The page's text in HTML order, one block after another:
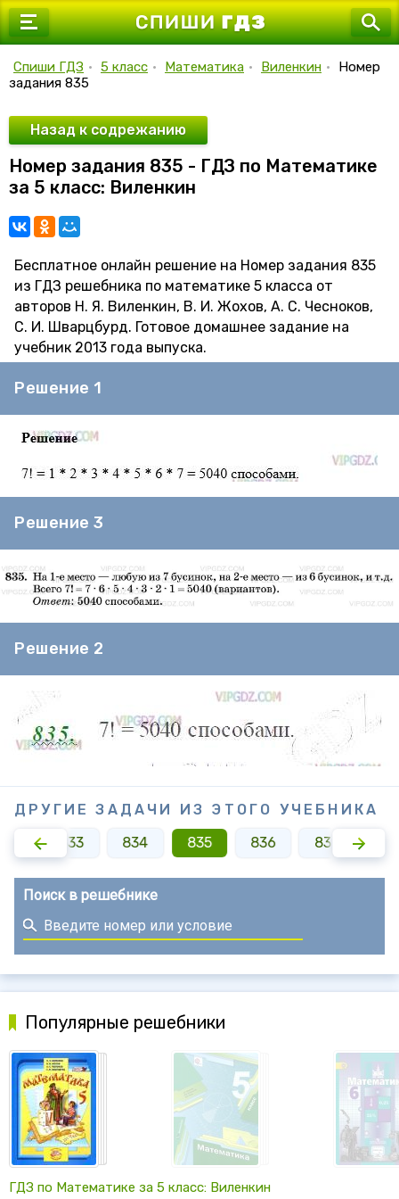
7 класс
9 класс
10 класс
11 класс
Спиши ГДЗ • 5 класс • Математика • Виленкин •
Номер
задания 835
Назад к содрежанию
Номер задания 835 - ГДЗ по Математике
за 5 класс: Виленкин
Бесплатное онлайн решение на Номер задания 835
из ГДЗ решебника по математике 5 класса от
авторов Н. Я. Виленкин, В. И. Жохов, А. С. Чесноков,
С. И. Шварцбурд. Готовое домашнее задание на
учебник 2013 года выпуска.
Решение 1
Решение 3
Решение 2
ДРУГИЕ ЗАДАЧИ ИЗ ЭТОГО УЧЕБНИКА
833 834 835 836 837
Поиск в решебнике
Популярные решебники
ГДЗ по Математике за 5 класс: Виленкин